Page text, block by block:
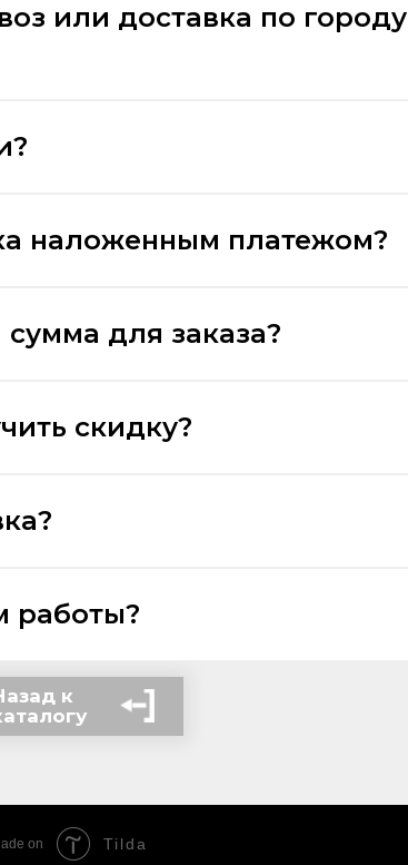
или доставка по городу
наложенным платежом?
для заказа?
скидку?
работы?
к
on Tilda